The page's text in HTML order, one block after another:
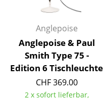
TV Möbel
Beistell- &
Barmöbel
Garderoben
Kleinaufbewahrung
Anglepoise
Anglepoise & Paul
Smith Type 75 -
Edition 6 Tischleuchte
CHF 369.00
2 x sofort lieferbar,